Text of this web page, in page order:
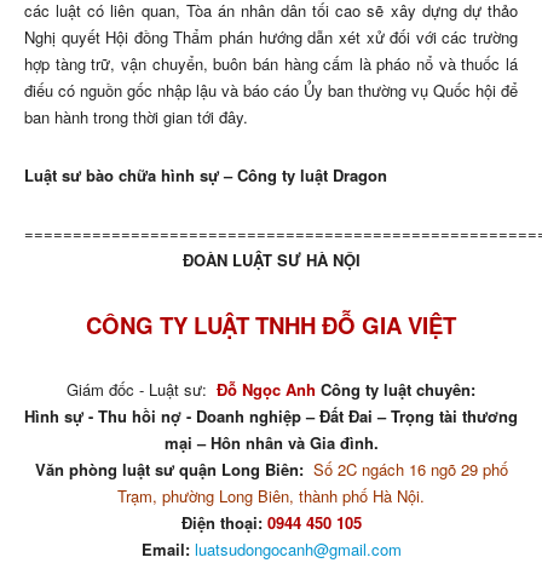
các luật có liên quan, Tòa án nhân dân tối cao sẽ xây dựng dự thảo
Nghị quyết Hội đồng Thẩm phán hướng dẫn xét xử đối với các trường
hợp tàng trữ, vận chuyển, buôn bán hàng cấm là pháo nổ và thuốc lá
điếu có nguồn gốc nhập lậu và báo cáo Ủy ban thường vụ Quốc hội để
ban hành trong thời gian tới đây.
Luật sư bào chữa hình sự – Công ty luật Dragon
ĐOÀN LUẬT SƯ HÀ NỘI
CÔNG TY LUẬT TNHH ĐỖ GIA VIỆT
Giám đốc - Luật sư: Đỗ Ngọc Anh Công ty luật chuyên:
Hình sự - Thu hồi nợ - Doanh nghiệp – Đất Đai – Trọng tài thương
mại – Hôn nhân và Gia đình.
Văn phòng luật sư quận Long Biên: Số 2C ngách 16 ngõ 29 phố
Trạm, phường Long Biên, thành phố Hà Nội.
Điện thoại: 0944 450 105
Email: luatsudongocanh@gmail.com